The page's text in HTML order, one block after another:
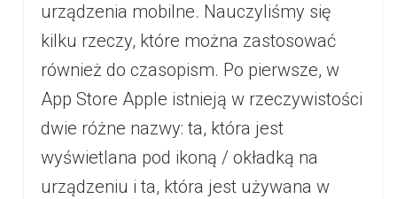
urządzenia mobilne. Nauczyliśmy się
kilku rzeczy, które można zastosować
również do czasopism. Po pierwsze, w
App Store Apple istnieją w rzeczywistości
dwie różne nazwy: ta, która jest
wyświetlana pod ikoną / okładką na
urządzeniu i ta, która jest używana w